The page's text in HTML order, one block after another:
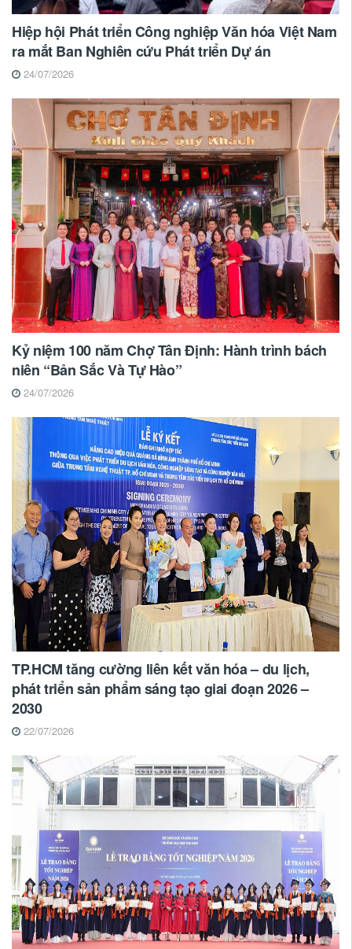
Hiệp hội Phát triển Công nghiệp Văn hóa Việt Nam
ra mắt Ban Nghiên cứu Phát triển Dự án
24/07/2026
Kỷ niệm 100 năm Chợ Tân Định: Hành trình bách
niên “Bản Sắc Và Tự Hào”
24/07/2026
TP.HCM tăng cường liên kết văn hóa – du lịch,
phát triển sản phẩm sáng tạo giai đoạn 2026 –
2030
22/07/2026